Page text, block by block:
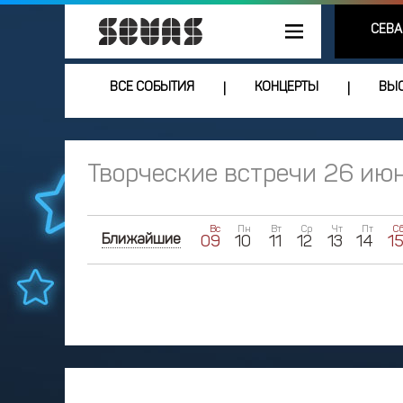
ВСЕ СОБЫТИЯ КОНЦЕРТЫ
Творческие встречи 26
Ближайшие
Вс
09
Пн
10
Вт
11
Ср
12
Чт
13
Пт
14
Сб
15